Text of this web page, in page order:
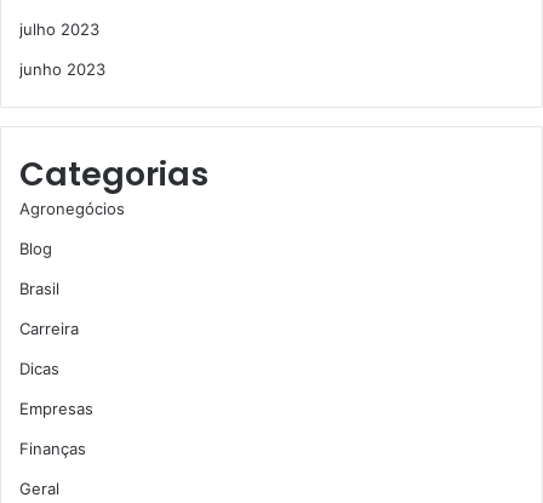
julho 2023
junho 2023
Categorias
Agronegócios
Blog
Brasil
Carreira
Dicas
Empresas
Finanças
Geral